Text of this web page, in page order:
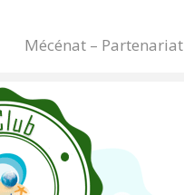
Mécénat – Partenariat